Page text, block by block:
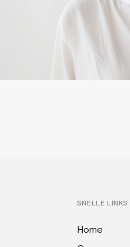
SNELLE LINKS
Home